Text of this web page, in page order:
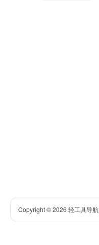
Copyright © 2026 轻工具导航